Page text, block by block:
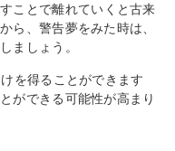
ことで離れていくと古来
ら、警告夢をみた時は、
ましょう。
を得ることができます
ができる可能性が高まり